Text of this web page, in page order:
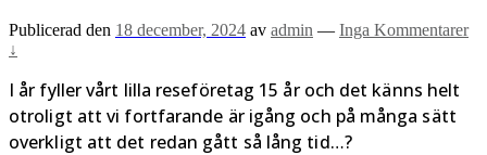
Publicerad den 18 december, 2024 av admin — Inga Kommentarer
↓
I år fyller vårt lilla reseföretag 15 år och det känns helt
otroligt att vi fortfarande är igång och på många sätt
overkligt att det redan gått så lång tid…?